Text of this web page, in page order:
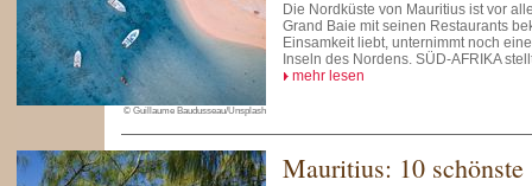
© Guillaume Baudusseau/Unsplash
Die Nordküste von Mauritius ist vor
Grand Baie mit seinen Restaurants
Einsamkeit liebt, unternimmt noch
Inseln des Nordens. SÜD-AFRIKA
mehr lesen
Mauritius: 10 schönste